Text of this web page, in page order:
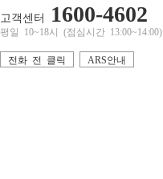
고객센터 1600-4602
평일 10~18시 (점심시간 13:00~14:00)
전화 전 클릭 ARS안내